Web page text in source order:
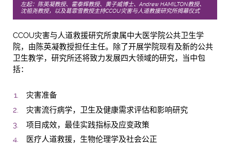
左起：陈英凝教授、霍泰辉教授、黄子威博士、Andrew HAMILTON教授、
沈祖尧教授，以及葛霏雪教授主持CCOU灾害与人道教援研究所揭幕仪式
CCOU灾害与人道救援研究所隶属中大医学院公共卫生学
院，由陈英凝教授担任主任。除了开展学院现有及新的公共
卫生教学，研究所还将致力发展四大领域的研究，当中包
括：
灾害准备
灾害流行病学，卫生及健康需求评估和影响研究
项目成效，最佳实践指标及应变政策
医疗人道救援，生物伦理学及社会公正